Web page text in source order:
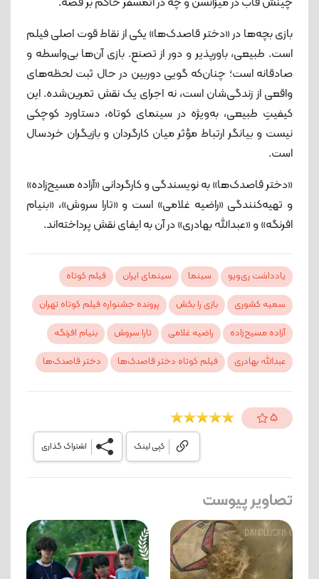
بازی بچه‌ها در «دختر قاصدک‌ها» یکی از نقاط قوت اصلی فیلم
است. طبیعی، باورپذیر و دور از تصنع. بازی آن‌ها بی‌واسطه و
صادقانه است؛ چنان‌که گویی دوربین در حال ثبت لحظه‌های
واقعی از زندگی‌شان است، نه اجرای یک نقش تمرین‌شده. این
کیفیتِ طبیعی، به‌ویژه در سینمای کوتاه، دستاورد کوچکی
نیست و بیانگر ارتباط مؤثر میان کارگردان و بازیگران خردسال
است.
«دختر قاصدک‌ها» به نویسندگی و کارگردانی «آزاده مسیح‌زاده»
و تهیه‌کنندگی «راضیه غلامی» است و «تارا سروش»، «بنیام
افرنگه» و «عبدالله بهادری» در آن به ایفای نقش پرداخته‌اند.
یادداشت ری‌ویو سینما سینمای ایران
فیلم کوتاه
سمیه کشوری
بازی را بکش
پرونده جشنواره فیلم کوتاه تهران
آزاده مسیح‌زاده
راضیه غلامی تارا سروش
بنیام افرنگه
عبدالله بهادری
فیلم کوتاه دختر قاصدک‌ها دختر قاصدک‌ها
5
اشتراک گذاری کپی لینک
تصاویر پیوست